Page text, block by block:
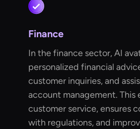
Finance
In the finance sector, AI
personalized financial
customer inquiries, and
account management. This
customer service, ensures
with regulations, and